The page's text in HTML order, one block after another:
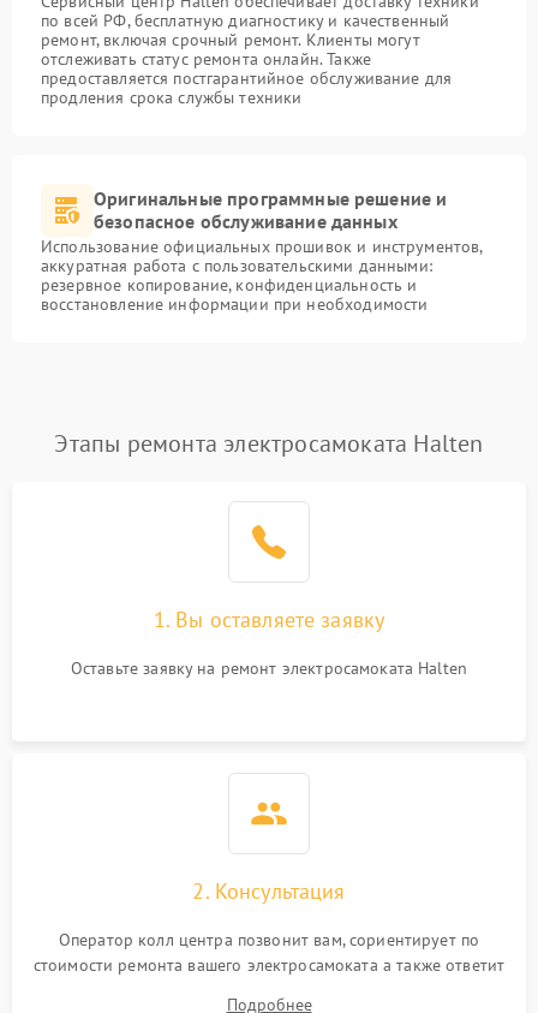
по всей РФ, бесплатную диагностику и качественный
ремонт, включая срочный ремонт. Клиенты могут
отслеживать статус ремонта онлайн. Также
предоставляется постгарантийное обслуживание для
продления срока службы техники
Оригинальные программные решение и
безопасное обслуживание данных
Использование официальных прошивок и инструментов,
аккуратная работа с пользовательскими данными:
резервное копирование, конфиденциальность и
восстановление информации при необходимости
Этапы ремонта электросамоката Halten
1. Вы оставляете заявку
Оставьте заявку на ремонт электросамоката Halten
2. Консультация
Оператор колл центра позвонит вам, сориентирует по
стоимости ремонта вашего электросамоката а также ответит
Подробнее